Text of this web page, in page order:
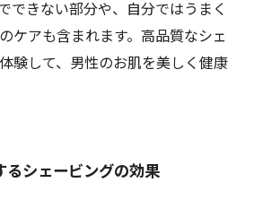
できない部分や、自分ではうまく
ケアも含まれます。高品質なシェ
験して、男性のお肌を美しく健康
るシェービングの効果